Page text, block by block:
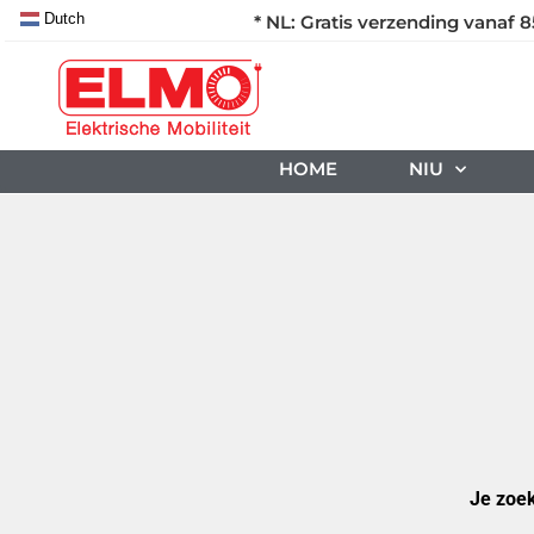
* NL: Gratis verzending vanaf
Dutch
HOME NIU
Je